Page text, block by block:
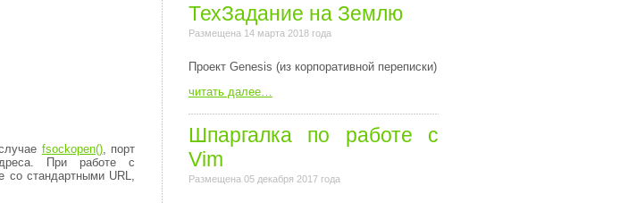
fsockopen(), порт
При работе с
стандартными URL,
ТехЗадание на Землю
Размещена 14 марта 2018 года
Пpоект Genesis (из коpпоpативной пеpеписки)
читать далее…
Шпаргалка по работе с
Vim
Размещена 05 декабря 2017 года